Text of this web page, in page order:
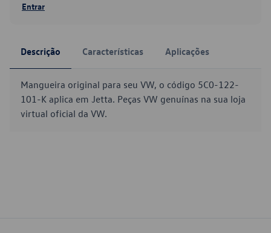
Entrar
Descrição Características Aplicações
Mangueira original para seu VW, o código 5C0-122-
101-K aplica em Jetta. Peças VW genuínas na sua loja
virtual oficial da VW.